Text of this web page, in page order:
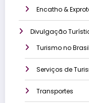
Encatho &
Divulgação
Turismo no Brasil
Serviços de
Transportes